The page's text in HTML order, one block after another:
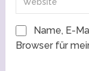
Name, E-
Browser für